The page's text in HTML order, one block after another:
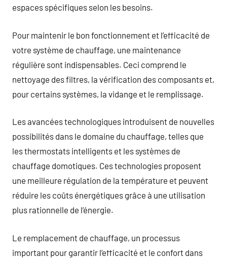
espaces spécifiques selon les besoins.
Pour maintenir le bon fonctionnement et l’efficacité de
votre système de chauffage, une maintenance
régulière sont indispensables. Ceci comprend le
nettoyage des filtres, la vérification des composants et,
pour certains systèmes, la vidange et le remplissage.
Les avancées technologiques introduisent de nouvelles
possibilités dans le domaine du chauffage, telles que
les thermostats intelligents et les systèmes de
chauffage domotiques. Ces technologies proposent
une meilleure régulation de la température et peuvent
réduire les coûts énergétiques grâce à une utilisation
plus rationnelle de l’énergie.
Le remplacement de chauffage, un processus
important pour garantir l’efficacité et le confort dans